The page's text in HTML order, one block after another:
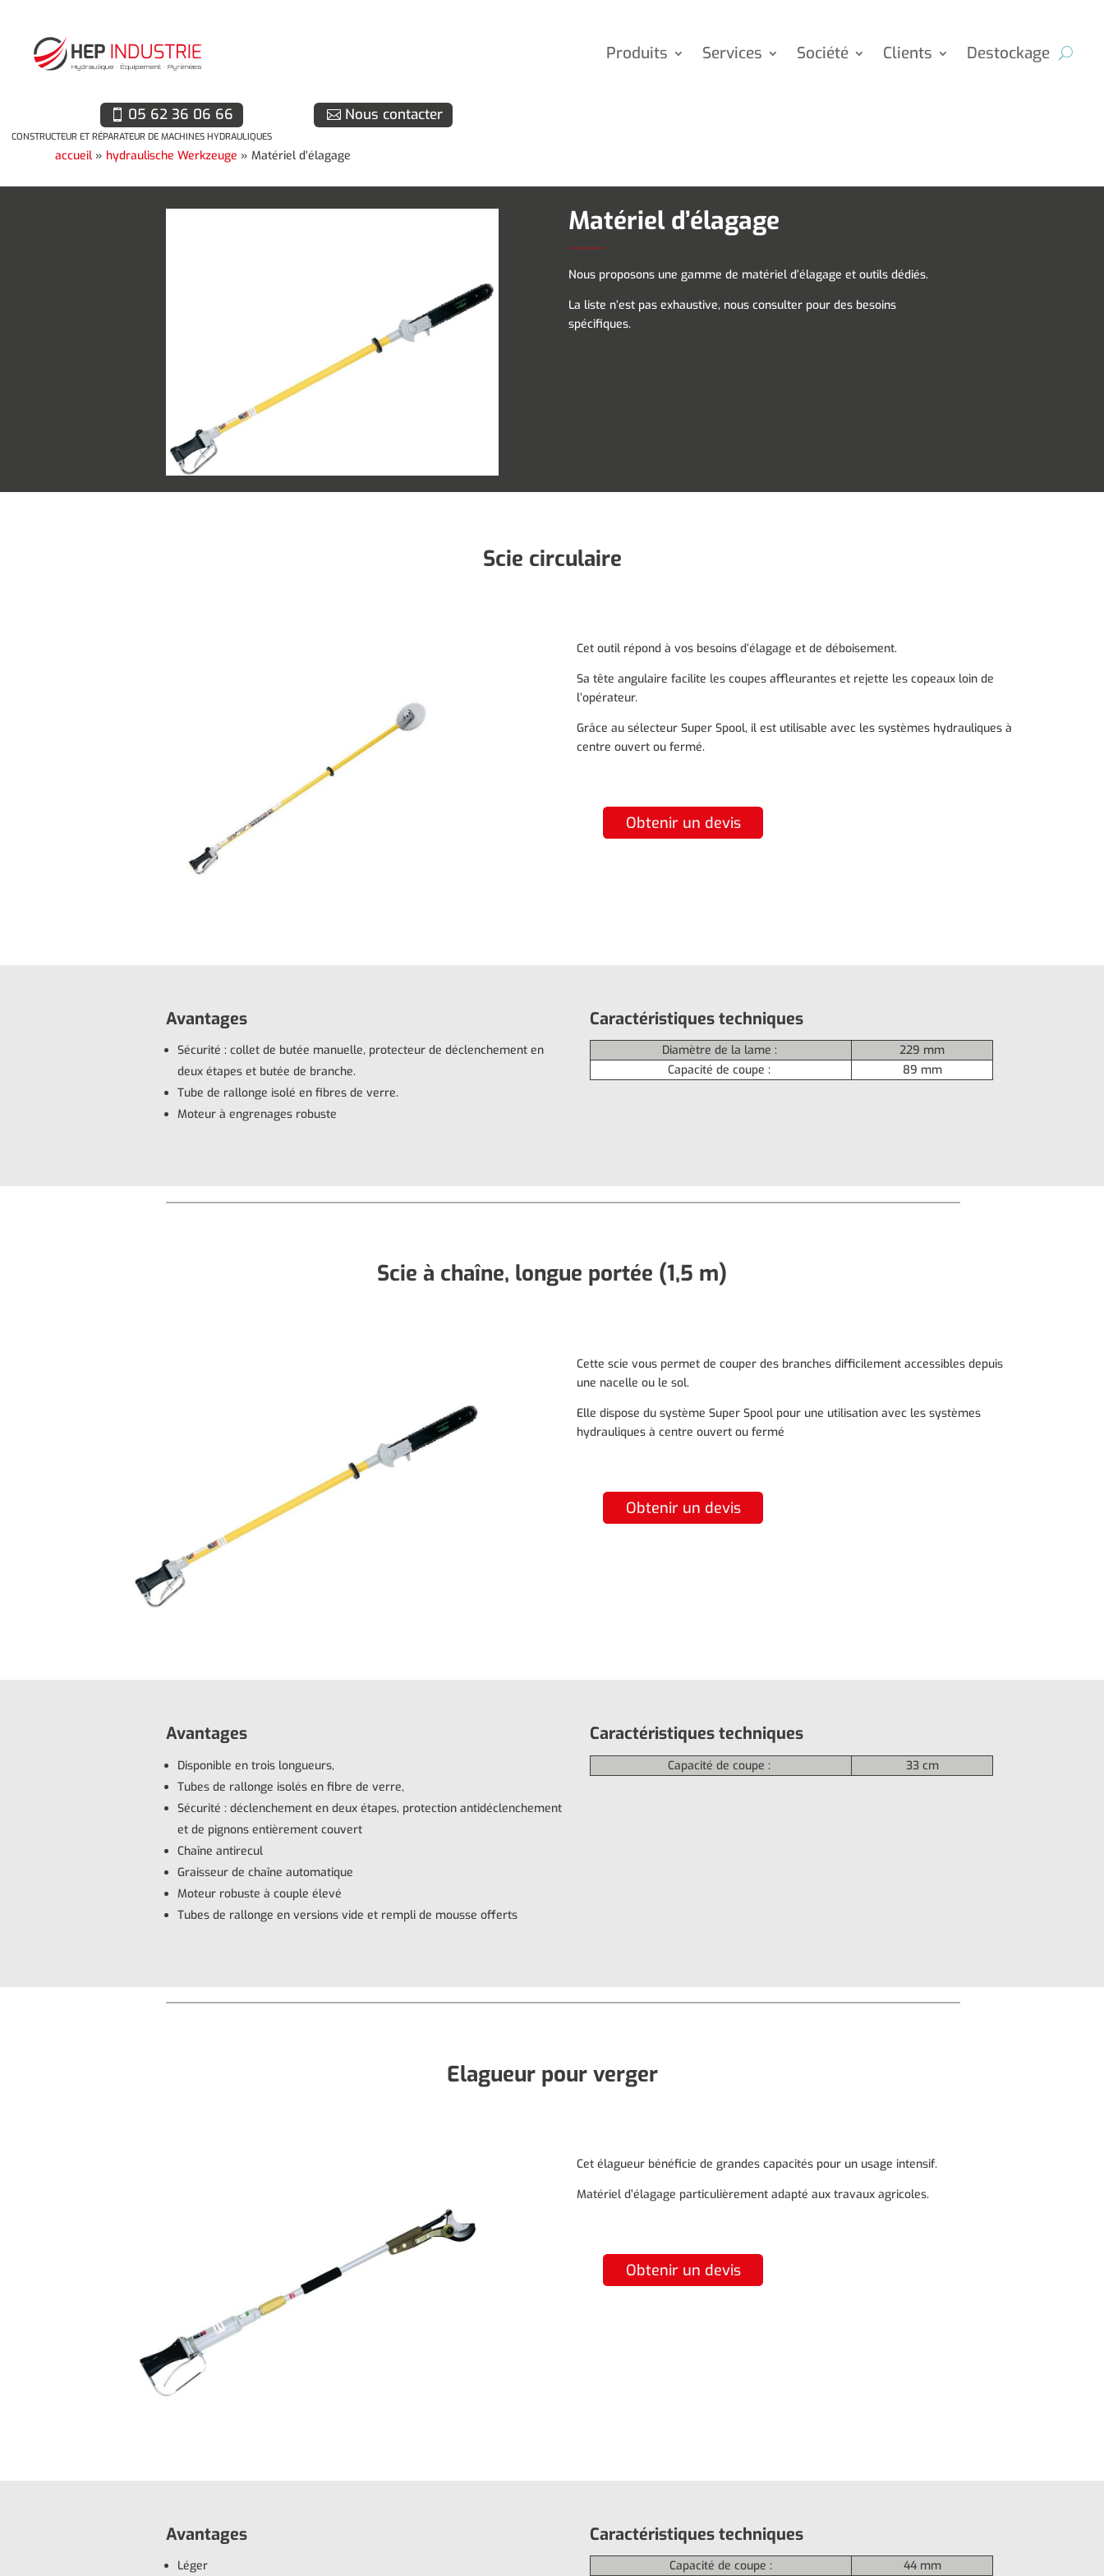
Produits Services Société Clients Destockage
05 62 36 06 66 Nous contacter
CONSTRUCTEUR ET RÉPARATEUR DE MACHINES HYDRAULIQUES
accueil » hydraulische Werkzeuge »Matériel d’élagage
Matériel d’élagage
Nous proposons une gamme de matériel d’élagage et outils dédiés.
La liste n’est pas exhaustive, nous consulter pour des besoins
spécifiques.
Scie circulaire
Cet outil répond à vos besoins d’élagage et de déboisement.
Sa tête angulaire facilite les coupes affleurantes et rejette les copeaux loin de
l’opérateur.
Grâce au sélecteur Super Spool, il est utilisable avec les systèmes hydrauliques à
centre ouvert ou fermé.
Obtenir un devis
Avantages
Sécurité : collet de butée manuelle, protecteur de déclenchement en
deux étapes et butée de branche.
Tube de rallonge isolé en fibres de verre.
Moteur à engrenages robuste
Caractéristiques techniques
Diamètre de la lame :
229 mm
Capacité de coupe :
89 mm
Scie à chaîne, longue portée (1,5 m)
Cette scie vous permet de couper des branches difficilement accessibles depuis
une nacelle ou le sol.
Elle dispose du système Super Spool pour une utilisation avec les systèmes
hydrauliques à centre ouvert ou fermé
Obtenir un devis
Avantages
Disponible en trois longueurs,
Tubes de rallonge isolés en fibre de verre,
Sécurité : déclenchement en deux étapes, protection antidéclenchement
et de pignons entièrement couvert
Chaîne antirecul
Graisseur de chaîne automatique
Moteur robuste à couple élevé
Tubes de rallonge en versions vide et rempli de mousse offerts
Caractéristiques techniques
Capacité de coupe : 33 cm
Elagueur pour verger
Cet élagueur bénéficie de grandes capacités pour un usage intensif.
Matériel d’élagage particulièrement adapté aux travaux agricoles.
Obtenir un devis
Avantages
Léger
Caractéristiques techniques
Capacité de coupe : 44 mm